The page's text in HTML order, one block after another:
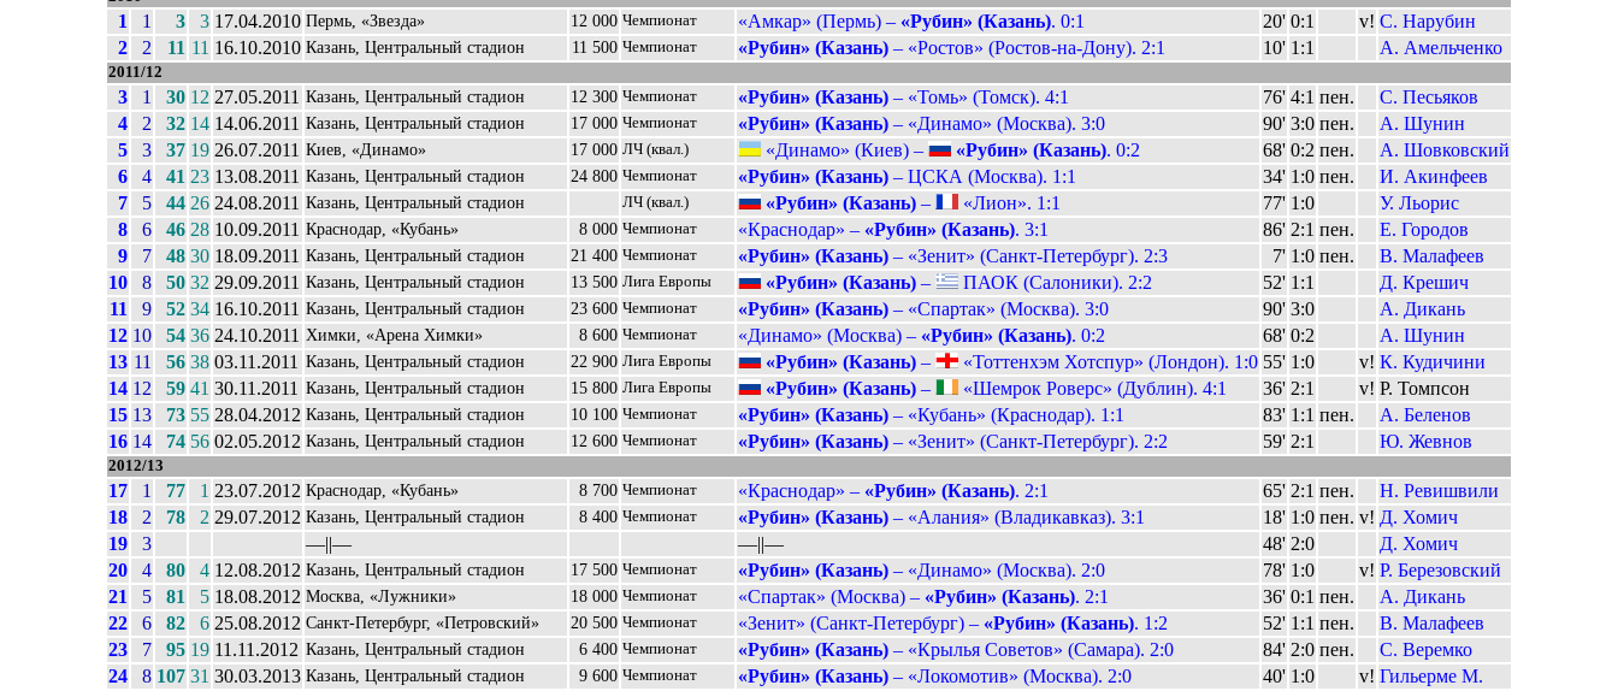
1 1 3 3 17.04.2010 Пермь, «Звезда» 12 000 Чемпионат «Амкар» (Пермь) – «Рубин» (Казань). 0:1 20' 0:1 v! С. Нарубин
2
2 11 11 16.10.2010 Казань, Центральный стадион 11 500 Чемпионат «Рубин» (Казань) – «Ростов» (Ростов-на-Дону). 2:1 10' 1:1 А. Амельченко
2011/12
3 1 30 12 27.05.2011 Казань, Центральный стадион 12 300 Чемпионат «Рубин» (Казань) – «Томь» (Томск). 4:1 76' 4:1 пен.
С. Песьяков
4
2 32 14 14.06.2011 Казань, Центральный стадион 17 000 Чемпионат «Рубин» (Казань) – «Динамо» (Москва). 3:0 90' 3:0 пен.
А. Шунин
5
3 37 19 26.07.2011 Киев, «Динамо» 17 000 ЛЧ (квал.) «Динамо» (Киев) – «Рубин» (Казань). 0:2 68' 0:2 пен.
А. Шовковский
6
4 41 23 13.08.2011 Казань, Центральный стадион 24 800 Чемпионат «Рубин» (Казань) – ЦСКА (Москва). 1:1 34' 1:0 пен.
И. Акинфеев
7
5 44 26 24.08.2011 Казань, Центральный стадион ЛЧ (квал.) «Рубин» (Казань) – «Лион». 1:1 77' 1:0
У. Льорис
8
6 46 28 10.09.2011 Краснодар, «Кубань» 8 000 Чемпионат «Краснодар» – «Рубин» (Казань). 3:1 86' 2:1 пен.
Е. Городов
9
7 48 30 18.09.2011 Казань, Центральный стадион 21 400 Чемпионат «Рубин» (Казань) – «Зенит» (Санкт-Петербург). 2:3 7' 1:0 пен.
В. Малафеев
10
8 50 32 29.09.2011 Казань, Центральный стадион 13 500 Лига Европы «Рубин» (Казань) – ПАОК (Салоники). 2:2 52' 1:1
Д. Крешич
11
9 52 34 16.10.2011 Казань, Центральный стадион 23 600 Чемпионат «Рубин» (Казань) – «Спартак» (Москва). 3:0 90' 3:0
А. Дикань
12 10 54 36 24.10.2011 Химки, «Арена Химки» 8 600 Чемпионат «Динамо» (Москва) – «Рубин» (Казань). 0:2 68' 0:2
А. Шунин
13 11 56 38 03.11.2011 Казань, Центральный стадион 22 900 Лига Европы «Рубин» (Казань) – «Тоттенхэм Хотспур» (Лондон). 1:0 55' 1:0 v! К. Кудичини
14 12 59 41 30.11.2011 Казань, Центральный стадион 15 800 Лига Европы «Рубин» (Казань) – «Шемрок Роверс» (Дублин). 4:1 36' 2:1 v! Р. Томпсон
15 13 73 55 28.04.2012 Казань, Центральный стадион 10 100 Чемпионат «Рубин» (Казань) – «Кубань» (Краснодар). 1:1 83' 1:1 пен.
А. Беленов
16 14 74 56 02.05.2012 Казань, Центральный стадион 12 600 Чемпионат «Рубин» (Казань) – «Зенит» (Санкт-Петербург). 2:2 59' 2:1 Ю. Жевнов
2012/13
17 1 77 1 23.07.2012 Краснодар, «Кубань» 8 700 Чемпионат «Краснодар» – «Рубин» (Казань). 2:1 65' 2:1 пен.
Н. Ревишвили
18
2 78 2 29.07.2012 Казань, Центральный стадион 8 400 Чемпионат «Рубин» (Казань) – «Алания» (Владикавказ). 3:1 18' 1:0 пен. v! Д. Хомич
19
3 ––||–– ––||–– 48' 2:0
Д. Хомич
20
4 80 4 12.08.2012 Казань, Центральный стадион 17 500 Чемпионат «Рубин» (Казань) – «Динамо» (Москва). 2:0 78' 1:0 v! Р. Березовский
21
5 81 5 18.08.2012 Москва, «Лужники» 18 000 Чемпионат «Спартак» (Москва) – «Рубин» (Казань). 2:1 36' 0:1 пен.
А. Дикань
22
6 82 6 25.08.2012 Санкт-Петербург, «Петровский» 20 500 Чемпионат «Зенит» (Санкт-Петербург) – «Рубин» (Казань). 1:2 52' 1:1 пен.
В. Малафеев
23
7 95 19 11.11.2012 Казань, Центральный стадион 6 400 Чемпионат «Рубин» (Казань) – «Крылья Советов» (Самара). 2:0 84' 2:0 пен.
С. Веремко
24
8 107 31 30.03.2013 Казань, Центральный стадион 9 600 Чемпионат «Рубин» (Казань) – «Локомотив» (Москва). 2:0 40' 1:0 v! Гильерме М.